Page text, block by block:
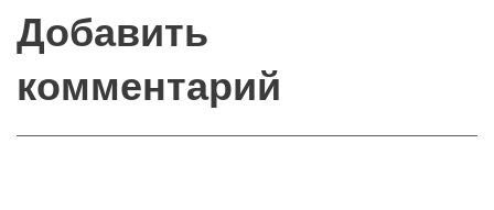
Добавить
комментарий